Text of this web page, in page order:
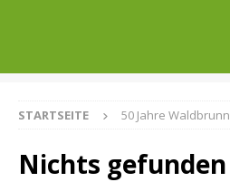
STARTSEITE 50 Jahre Waldbrunn
Nichts gefunden